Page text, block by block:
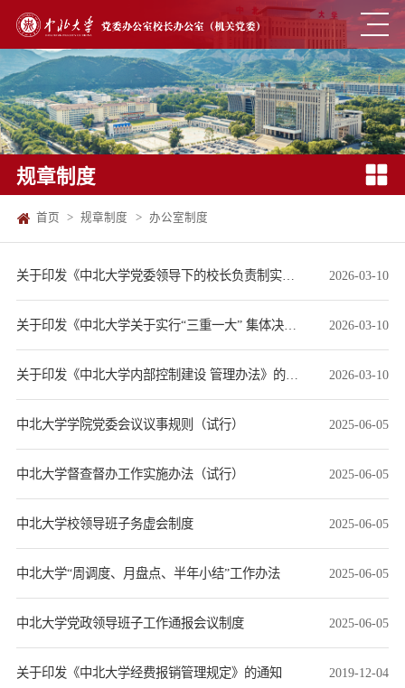
规章制度
首页 > 规章制度 > 办公室制度
2026-03-10
2026-03-10
2026-03-10
中北大学学院党委会议议事规则（试行） 2025-06-05
中北大学督查督办工作实施办法（试行） 2025-06-05
中北大学校领导班子务虚会制度 2025-06-05
中北大学“周调度、月盘点、半年小结”工作办法 2025-06-05
中北大学党政领导班子工作通报会议制度 2025-06-05
关于印发《中北大学经费报销管理规定》的通知 2019-12-04